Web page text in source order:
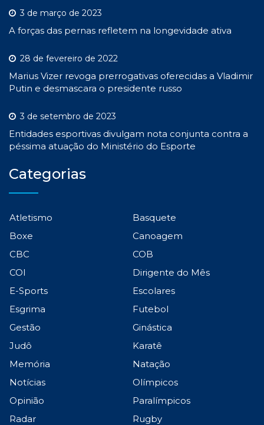
3 de março de 2023
A forças das pernas refletem na longevidade ativa
28 de fevereiro de 2022
Marius Vizer revoga prerrogativas oferecidas a Vladimir
Putin e desmascara o presidente russo
3 de setembro de 2023
Entidades esportivas divulgam nota conjunta contra a
péssima atuação do Ministério do Esporte
Categorias
Atletismo
Basquete
Boxe
Canoagem
CBC
COB
COI
Dirigente do Mês
E-Sports
Escolares
Esgrima
Futebol
Gestão
Ginástica
Judô
Karatê
Memória
Natação
Notícias
Olímpicos
Opinião
Paralímpicos
Radar
Rugby